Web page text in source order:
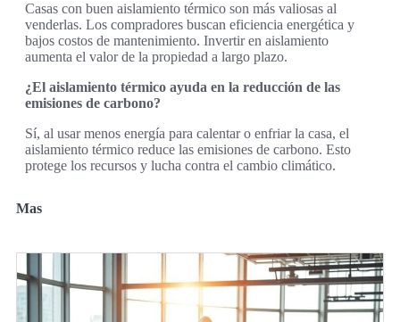
Casas con buen aislamiento térmico son más valiosas al
venderlas. Los compradores buscan eficiencia energética y
bajos costos de mantenimiento. Invertir en aislamiento
aumenta el valor de la propiedad a largo plazo.
¿El aislamiento térmico ayuda en la reducción de las
emisiones de carbono?
Sí, al usar menos energía para calentar o enfriar la casa, el
aislamiento térmico reduce las emisiones de carbono. Esto
protege los recursos y lucha contra el cambio climático.
Mas